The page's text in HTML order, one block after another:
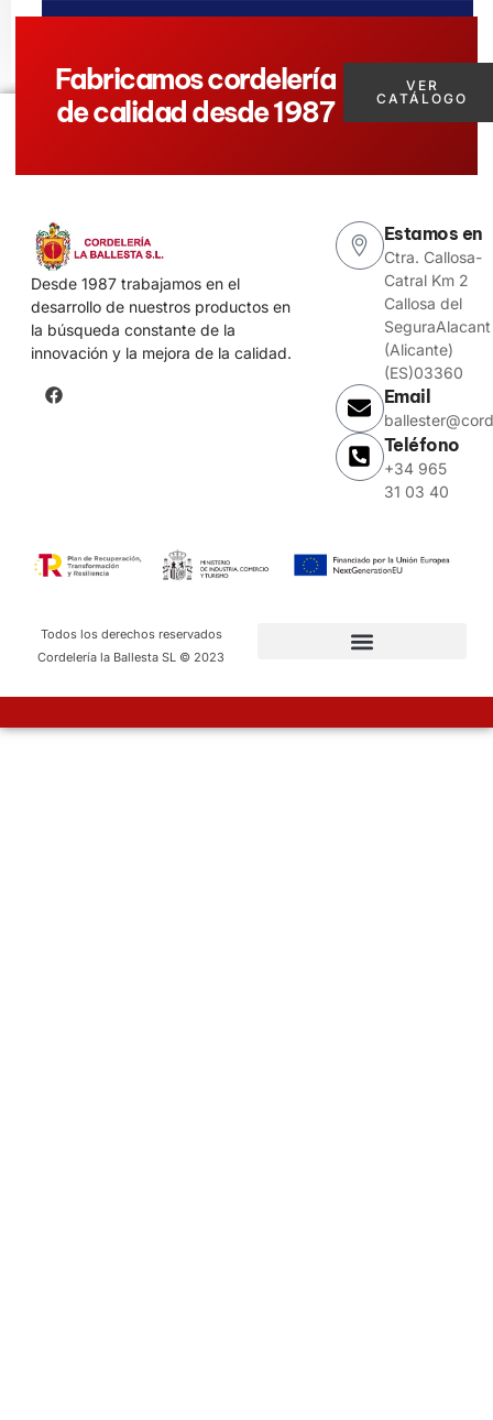
Fabricamos cordelería
de calidad desde 1987
VER
CATÁLOGO
Desde 1987 trabajamos en el
desarrollo de nuestros productos en
la búsqueda constante de la
innovación y la mejora de la calidad.
Estamos en
Ctra. Callosa-
Catral Km 2
Callosa del
SeguraAlacant
(Alicante)
(ES)03360
Email
Teléfono
+34 965
31 03 40
Todos los derechos reservados
Cordelería la Ballesta SL © 2023